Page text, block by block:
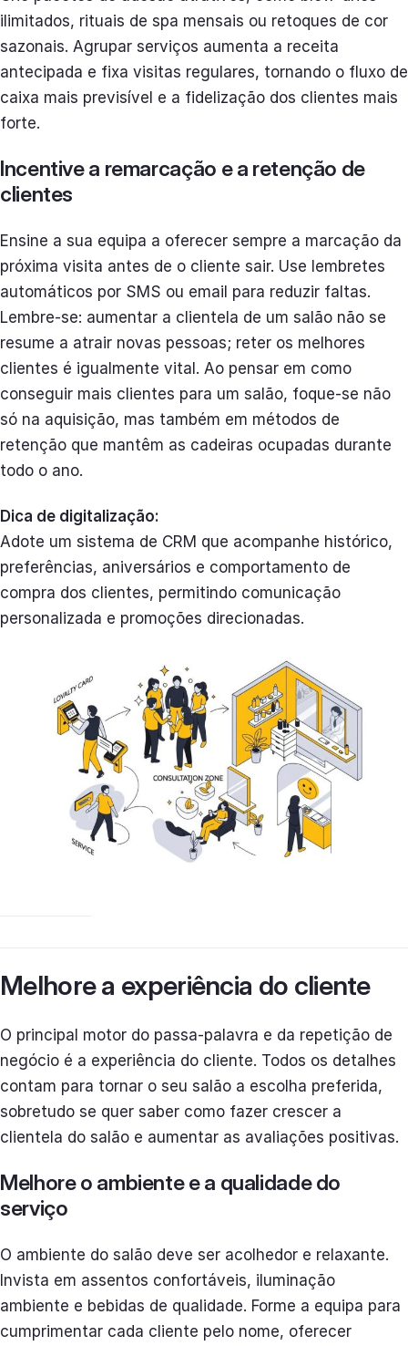
ilimitados, rituais de spa mensais ou retoques de cor
sazonais. Agrupar serviços aumenta a receita
antecipada e fixa visitas regulares, tornando o fluxo de
caixa mais previsível e a fidelização dos clientes mais
forte.
Incentive a remarcação e a retenção de
clientes
Ensine a sua equipa a oferecer sempre a marcação da
próxima visita antes de o cliente sair. Use lembretes
automáticos por SMS ou email para reduzir faltas.
Lembre-se: aumentar a clientela de um salão não se
resume a atrair novas pessoas; reter os melhores
clientes é igualmente vital. Ao pensar em como
conseguir mais clientes para um salão, foque-se não
só na aquisição, mas também em métodos de
retenção que mantêm as cadeiras ocupadas durante
todo o ano.
Dica de digitalização:
Adote um sistema de CRM que acompanhe histórico,
preferências, aniversários e comportamento de
compra dos clientes, permitindo comunicação
personalizada e promoções direcionadas.
Melhore a experiência do cliente
O principal motor do passa-palavra e da repetição de
negócio é a experiência do cliente. Todos os detalhes
contam para tornar o seu salão a escolha preferida,
sobretudo se quer saber como fazer crescer a
clientela do salão e aumentar as avaliações positivas.
Melhore o ambiente e a qualidade do
serviço
O ambiente do salão deve ser acolhedor e relaxante.
Invista em assentos confortáveis, iluminação
ambiente e bebidas de qualidade. Forme a equipa para
cumprimentar cada cliente pelo nome, oferecer